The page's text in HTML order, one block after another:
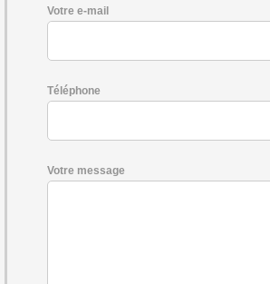
Votre e-mail
Téléphone
Votre message